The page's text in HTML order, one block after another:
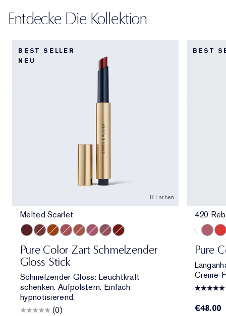
Entdecke Die Kollektion
BEST SELLER
NEU
8 Farben
Melted Scarlet
Pure Color Zart Schmelzender
Gloss-Stick
Schmelzender Gloss: Leuchtkraft
schenken. Aufpolstern. Einfach
hypnotisierend.
(0)
BEST
420
Pure
Creme-
€48.00